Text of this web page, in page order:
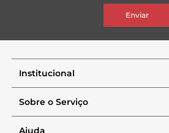
Enviar
Institucional
Sobre o Serviço
Ajuda